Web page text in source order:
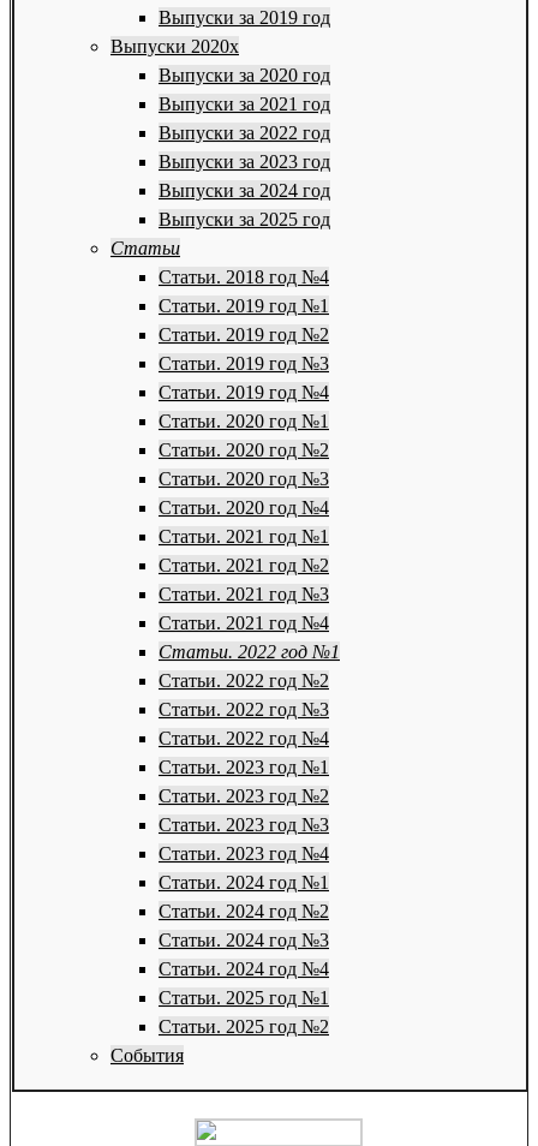
Выпуски за 2019 год
Выпуски 2020х
Выпуски за 2020 год
Выпуски за 2021 год
Выпуски за 2022 год
Выпуски за 2023 год
Выпуски за 2024 год
Выпуски за 2025 год
Статьи
Статьи. 2018 год №4
Статьи. 2019 год №1
Статьи. 2019 год №2
Статьи. 2019 год №3
Статьи. 2019 год №4
Статьи. 2020 год №1
Статьи. 2020 год №2
Статьи. 2020 год №3
Статьи. 2020 год №4
Статьи. 2021 год №1
Статьи. 2021 год №2
Статьи. 2021 год №3
Статьи. 2021 год №4
Статьи. 2022 год №1
Статьи. 2022 год №2
Статьи. 2022 год №3
Статьи. 2022 год №4
Статьи. 2023 год №1
Статьи. 2023 год №2
Статьи. 2023 год №3
Статьи. 2023 год №4
Статьи. 2024 год №1
Статьи. 2024 год №2
Статьи. 2024 год №3
Статьи. 2024 год №4
Статьи. 2025 год №1
Статьи. 2025 год №2
События